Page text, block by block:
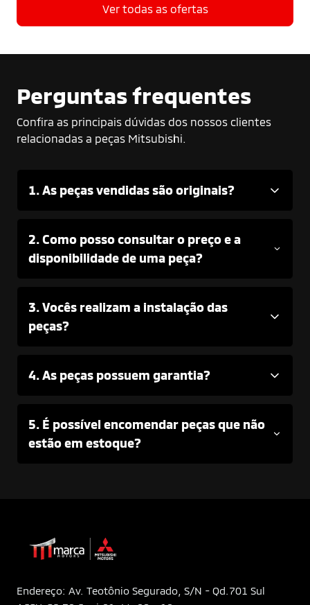
Ver todas as ofertas
Perguntas frequentes
Confira as principais dúvidas dos nossos clientes
relacionadas a peças Mitsubishi.
1. As peças vendidas são originais?
2. Como posso consultar o preço e a
disponibilidade de uma peça?
3. Vocês realizam a instalação das
peças?
4. As peças possuem garantia?
5. É possível encomendar peças que não
estão em estoque?
Endereço: Av. Teotônio Segurado, S/N - Qd.701 Sul